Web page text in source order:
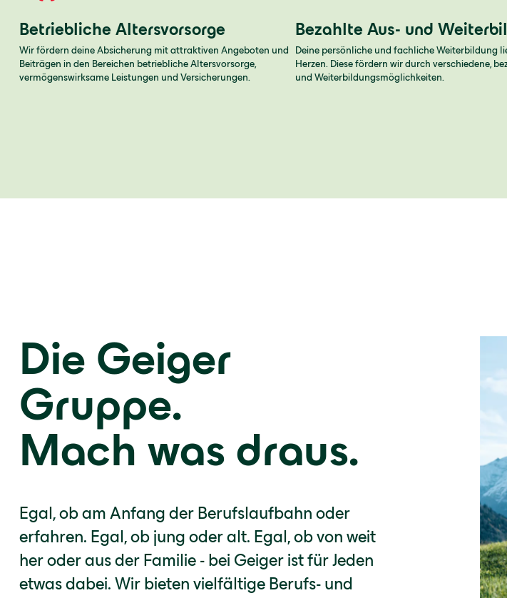
Betriebliche Altersvorsorge
Wir fördern deine Absicherung mit attraktiven Angeboten und
Beiträgen in den Bereichen betriebliche Altersvorsorge,
vermögenswirksame Leistungen und Versicherungen.
Bezahlte Aus- und
Deine persönliche und fachliche Weiterbildung
Herzen. Diese fördern wir durch verschiedene,
und Weiterbildungsmöglichkeiten.
Die Geiger
Gruppe.
Mach was draus.
Egal, ob am Anfang der Berufslaufbahn oder
erfahren. Egal, ob jung oder alt. Egal, ob von weit
her oder aus der Familie - bei Geiger ist für Jeden
etwas dabei. Wir bieten vielfältige Berufs- und